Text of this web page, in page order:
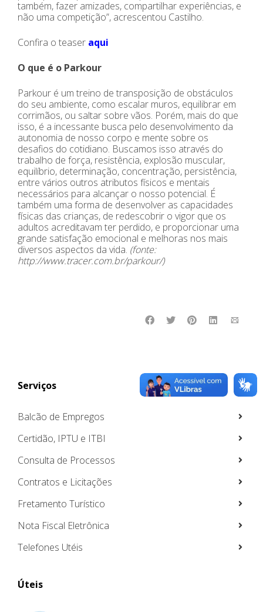
também, fazer amizades, compartilhar experiências, e
não uma competição”, acrescentou Castilho.
Confira o teaser aqui
O que é o Parkour
Parkour é um treino de transposição de obstáculos
do seu ambiente, como escalar muros, equilibrar em
corrimãos, ou saltar sobre vãos. Porém, mais do que
isso, é a incessante busca pelo desenvolvimento da
autonomia de nosso corpo e mente sobre os
desafios do cotidiano. Buscamos isso através do
trabalho de força, resistência, explosão muscular,
equilíbrio, determinação, concentração, persistência,
entre vários outros atributos físicos e mentais
necessários para alcançar o nosso potencial. É
também uma forma de desenvolver as capacidades
físicas das crianças, de redescobrir o vigor que os
adultos acreditavam ter perdido, e proporcionar uma
grande satisfação emocional e melhoras nos mais
diversos aspectos da vida. (fonte:
http://www.tracer.com.br/parkour/)
Serviços
Balcão de Empregos
Certidão, IPTU e ITBI
Consulta de Processos
Contratos e Licitações
Fretamento Turístico
Nota Fiscal Eletrônica
Telefones Utéis
Úteis